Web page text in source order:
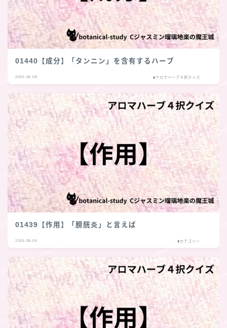
01440【成分】「タンニン」を含有するハーブ
2026.08.08 ■アロマハーブ４択クイズ
01439【作用】「膀胱炎」と言えば
2026.08.06 ■カテゴリー